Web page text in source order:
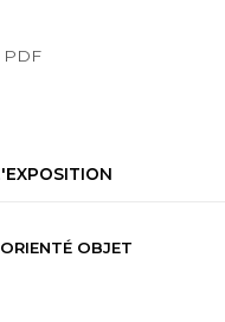
PDF
OBJET